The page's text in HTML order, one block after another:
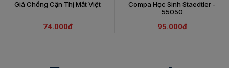
Giá Chống Cận Thị Mắt Việt
74.000đ
Compa Học Sinh Staedtler -
55050
95.000đ